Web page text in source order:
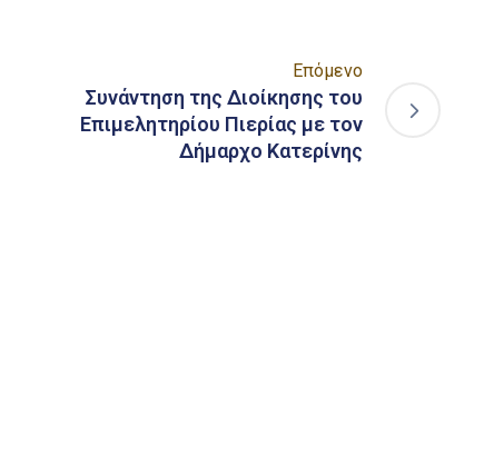
Επόμενο
Συνάντηση της Διοίκησης του
Επιμελητηρίου Πιερίας με τον
Δήμαρχο Κατερίνης